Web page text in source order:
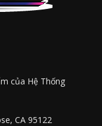
của Hệ Thống
CA 95122